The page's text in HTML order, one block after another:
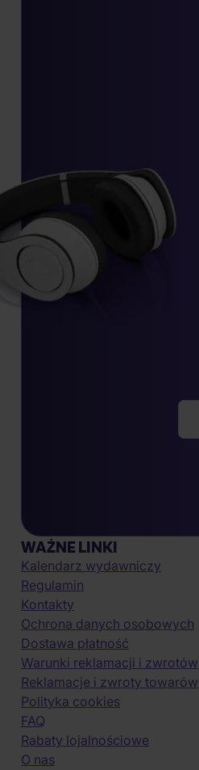
WAŻNE LINKI
Kalendarz wydawniczy
Regulamin
Kontakty
Ochrona danych osobowych
Dostawa płatność
Warunki reklamacji i zwrotów
Reklamacje i zwroty towarów
Polityka cookies
FAQ
Rabaty lojalnościowe
O nas